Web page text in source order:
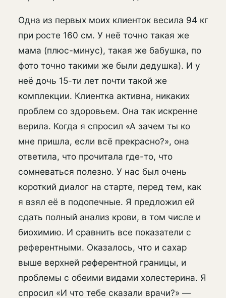
Одна из первых моих клиенток весила 94 кг
при росте 160 см. У неё точно такая же
мама (плюс-минус), такая же бабушка, по
фото точно такими же были дедушка). И у
неё дочь 15-ти лет почти такой же
комплекции. Клиентка активна, никаких
проблем со здоровьем. Она так искренне
верила. Когда я спросил «А зачем ты ко
мне пришла, если всё прекрасно?», она
ответила, что прочитала где-то, что
сомневаться полезно. У нас был очень
короткий диалог на старте, перед тем, как
я взял её в подопечные. Я предложил ей
сдать полный анализ крови, в том числе и
биохимию. И сравнить все показатели с
референтными. Оказалось, что и сахар
выше верхней референтной границы, и
проблемы с обеими видами холестерина. Я
спросил «И что тебе сказали врачи?» —